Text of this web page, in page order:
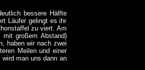
bessere Hälfte
Läufer gelingt es ihr
zu viert. Am
mit großem Abstand)
haben wir nach zwei
Meilen und einer
man uns dann an